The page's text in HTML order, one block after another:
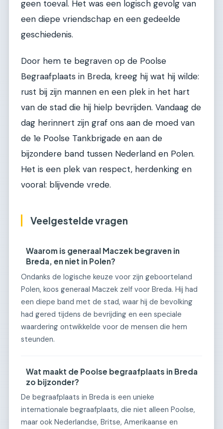
geen toeval. Het was een logisch gevolg van
een diepe vriendschap en een gedeelde
geschiedenis.
Door hem te begraven op de Poolse
Begraafplaats in Breda, kreeg hij wat hij wilde:
rust bij zijn mannen en een plek in het hart
van de stad die hij hielp bevrijden. Vandaag de
dag herinnert zijn graf ons aan de moed van
de 1e Poolse Tankbrigade en aan de
bijzondere band tussen Nederland en Polen.
Het is een plek van respect, herdenking en
vooral: blijvende vrede.
Veelgestelde vragen
Waarom is generaal Maczek begraven in
Breda, en niet in Polen?
Ondanks de logische keuze voor zijn geboorteland
Polen, koos generaal Maczek zelf voor Breda. Hij had
een diepe band met de stad, waar hij de bevolking
had gered tijdens de bevrijding en een speciale
waardering ontwikkelde voor de mensen die hem
steunden.
Wat maakt de Poolse begraafplaats in Breda
zo bijzonder?
De begraafplaats in Breda is een unieke
internationale begraafplaats, die niet alleen Poolse,
maar ook Nederlandse, Britse, Amerikaanse en